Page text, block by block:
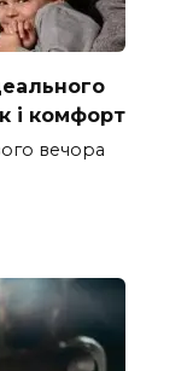
і комфорт
вечора